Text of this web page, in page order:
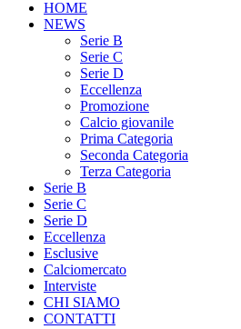
NEWS
Serie B
Serie C
Serie D
Eccellenza
Promozione
Calcio giovanile
Prima Categoria
Seconda Categoria
Terza Categoria
Serie B
Serie C
Serie D
Eccellenza
Esclusive
Calciomercato
Interviste
CHI SIAMO
CONTATTI
Pubblicità su Campania Football